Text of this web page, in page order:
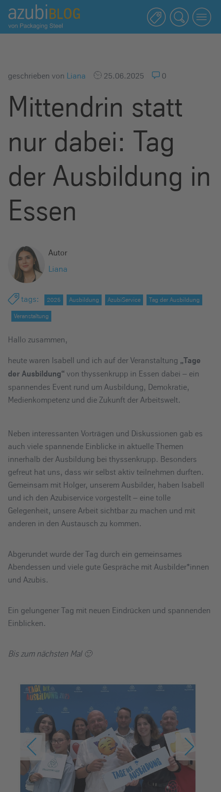
A
z
u
b
a
s
e
geschrieben von Liana 25.06.2025 0
Mittendrin statt
nur dabei: Tag
der Ausbildung in
Essen
Autor
Liana
tags: 2025 Ausbildung AzubiService Tag der Ausbildung
Veranstaltung
Hallo zusammen,
heute waren Isabell und ich auf der Veranstaltung „Tage
der Ausbildung“ von thyssenkrupp in Essen dabei – ein
spannendes Event rund um Ausbildung, Demokratie,
Medienkompetenz und die Zukunft der Arbeitswelt.
Neben interessanten Vorträgen und Diskussionen gab es
auch viele spannende Einblicke in aktuelle Themen
innerhalb der Ausbildung bei thyssenkrupp. Besonders
gefreut hat uns, dass wir selbst aktiv teilnehmen durften.
Gemeinsam mit Holger, unserem Ausbilder, haben Isabell
und ich den Azubiservice vorgestellt – eine tolle
Gelegenheit, unsere Arbeit sichtbar zu machen und mit
anderen in den Austausch zu kommen.
Abgerundet wurde der Tag durch ein gemeinsames
Abendessen und viele gute Gespräche mit Ausbilder*innen
und Azubis.
Ein gelungener Tag mit neuen Eindrücken und spannenden
Einblicken.
Bis zum nächsten Mal 🙂